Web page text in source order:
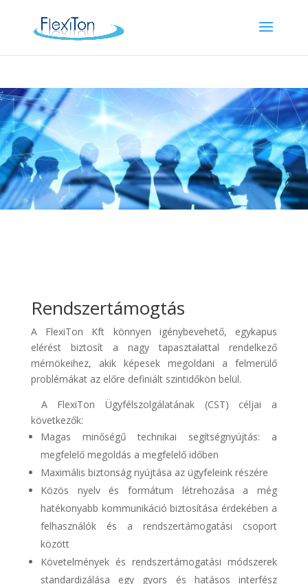
Rendszertámogtás
A FlexiTon Kft könnyen igénybevehető, egykapus
elérést biztosít a nagy tapasztalattal rendelkező
mérnökeihez, akik képesek megoldani a felmerülő
problémákat az előre definiált szintidőkön belül.
A FlexiTon Ügyfélszolgálatának (CST) céljai a
következők:
Magas minőségű technikai segítségnyújtás: a
megfelelő megoldás a megfelelő időben
Maximális biztonság nyújtása az ügyfeleink részére
Közös nyelv és formátum létrehozása a még
hatékonyabb kommunikáció biztosítása érdekében a
felhasználók és a rendszertámogatási csoport
között
Követelmények és rendszertámogatási módszerek
standardizálása egy gyors és hatásos interfész